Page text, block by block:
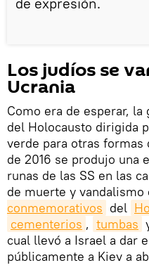
Los judíos se
Ucrania
Como era de esperar,
del Holocausto dirigida
verde para otras
de 2016 se produjo una
runas de las SS en las
de muerte y vandalismo
conmemorativos del
cementerios , tumbas
cual llevó a Israel a dar
públicamente a Kiev a